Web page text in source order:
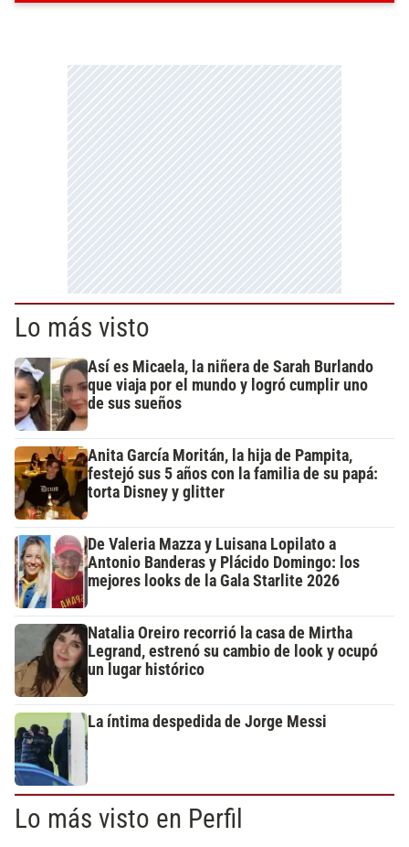
Lo más visto
Así es Micaela, la niñera de Sarah Burlando
que viaja por el mundo y logró cumplir uno
de sus sueños
Anita García Moritán, la hija de Pampita,
festejó sus 5 años con la familia de su papá:
torta Disney y glitter
De Valeria Mazza y Luisana Lopilato a
Antonio Banderas y Plácido Domingo: los
mejores looks de la Gala Starlite 2026
Natalia Oreiro recorrió la casa de Mirtha
Legrand, estrenó su cambio de look y ocupó
un lugar histórico
La íntima despedida de Jorge Messi
Lo más visto en Perfil